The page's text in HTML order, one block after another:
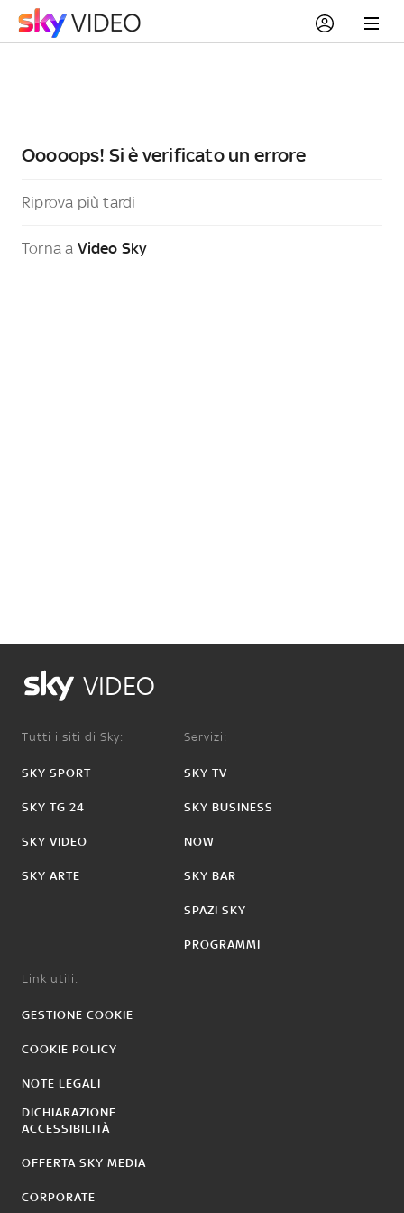
Ooooops! Si è verificato un errore
Riprova più tardi
Torna a Video Sky
VIDEO
Tutti i siti di Sky:
SKY SPORT
SKY TG 24
SKY VIDEO
SKY ARTE
Servizi:
SKY TV
SKY BUSINESS
NOW
SKY BAR
SPAZI SKY
PROGRAMMI
Link utili:
GESTIONE COOKIE
COOKIE POLICY
NOTE LEGALI
DICHIARAZIONE
ACCESSIBILITÀ
OFFERTA SKY MEDIA
CORPORATE